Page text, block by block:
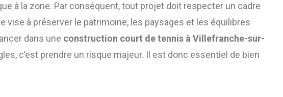
à la zone. Par conséquent, tout projet doit respecter un cadre
vise à préserver le patrimoine, les paysages et les équilibres
dans une construction court de tennis à Villefranche-sur-
c’est prendre un risque majeur. Il est donc essentiel de bien